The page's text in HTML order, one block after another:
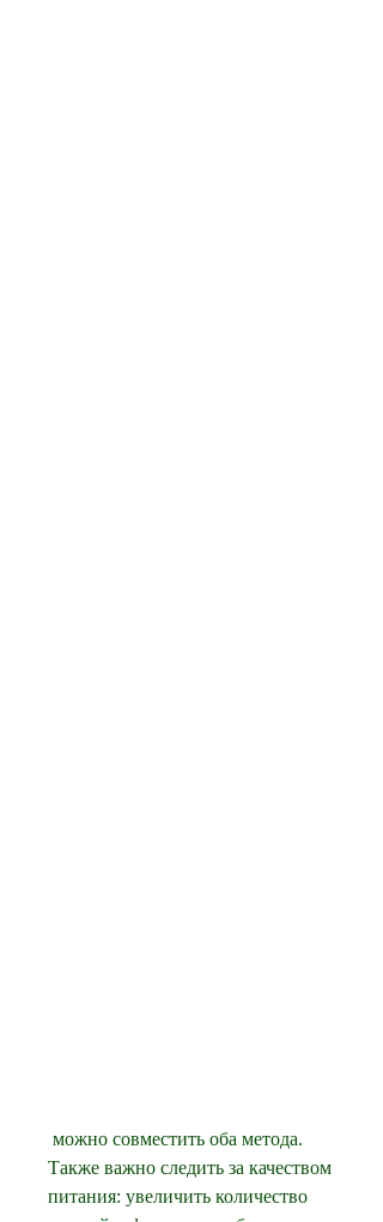
Также важно следить за качеством
питания: увеличить количество